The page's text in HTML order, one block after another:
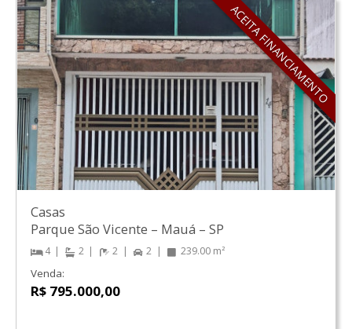
ACEITA FINANCIAMENTO
Casas
Parque São Vicente – Mauá – SP
4 2 2 2 239.00 m²
Venda:
R$ 795.000,00